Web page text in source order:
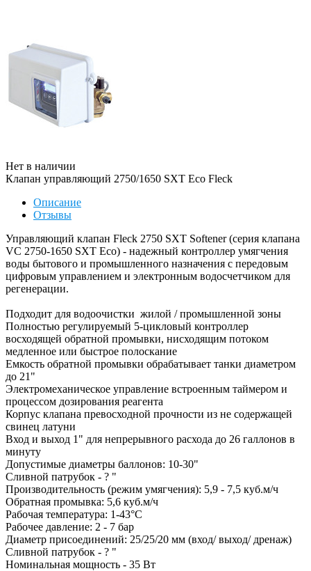
Нет в наличии
Клапан управляющий 2750/1650 SXT Eco Fleck
Описание
Отзывы
Управляющий клапан Fleck 2750 SXT Softener (серия клапана
VC 2750-1650 SXT Eco) - надежный контроллер умягчения
воды бытового и промышленного назначения с передовым
цифровым управлением и электронным водосчетчиком для
регенерации.
Подходит для водоочистки жилой / промышленной зоны
Полностью регулируемый 5-цикловый контроллер
восходящей обратной промывки, нисходящим потоком
медленное или быстрое полоскание
Емкость обратной промывки обрабатывает танки диаметром
до 21"
Электромеханическое управление встроенным таймером и
процессом дозирования реагента
Корпус клапана превосходной прочности из не содержащей
свинец латуни
Вход и выход 1" для непрерывного расхода до 26 галлонов в
минуту
Допустимые диаметры баллонов: 10-30"
Сливной патрубок - ? "
Производительность (режим умягчения): 5,9 - 7,5 куб.м/ч
Обратная промывка: 5,6 куб.м/ч
Рабочая температура: 1-43°С
Рабочее давление: 2 - 7 бар
Диаметр присоединений: 25/25/20 мм (вход/ выход/ дренаж)
Сливной патрубок - ? "
Номинальная мощность - 35 Вт